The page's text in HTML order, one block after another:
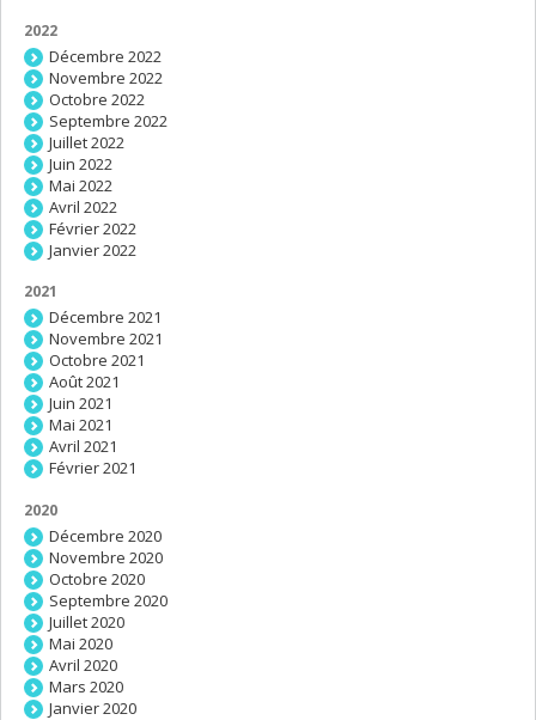
2022
Décembre 2022
Novembre 2022
Octobre 2022
Septembre 2022
Juillet 2022
Juin 2022
Mai 2022
Avril 2022
Février 2022
Janvier 2022
2021
Décembre 2021
Novembre 2021
Octobre 2021
Août 2021
Juin 2021
Mai 2021
Avril 2021
Février 2021
2020
Décembre 2020
Novembre 2020
Octobre 2020
Septembre 2020
Juillet 2020
Mai 2020
Avril 2020
Mars 2020
Janvier 2020